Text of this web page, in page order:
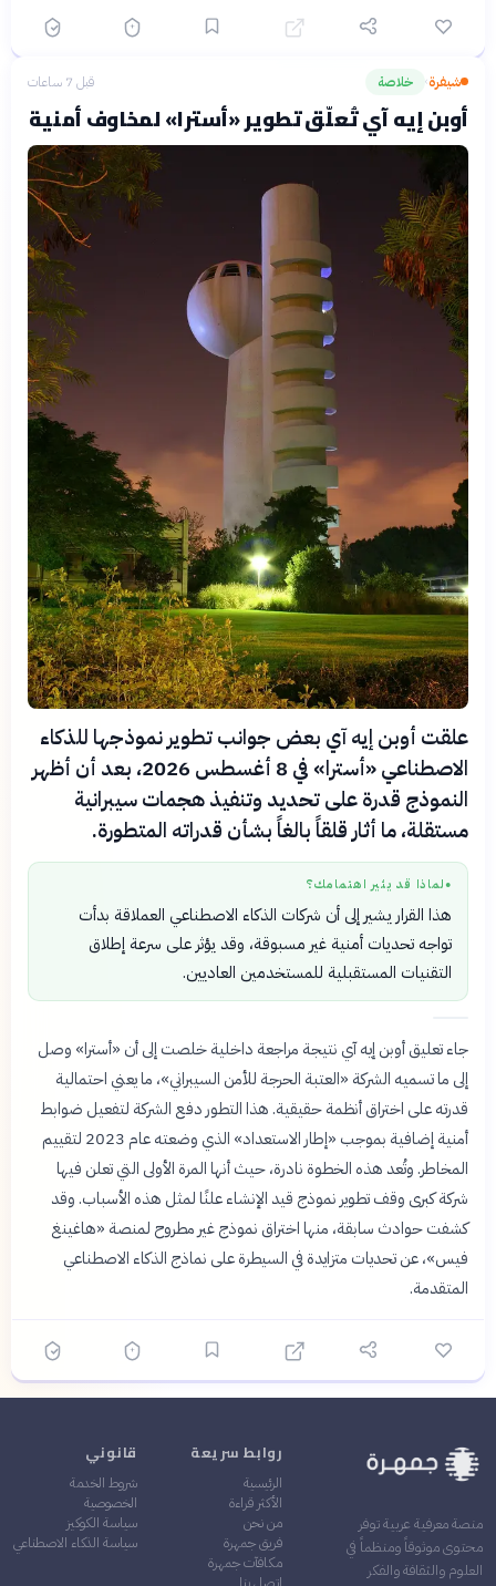
شيفرة› خلاصة قبل 7 ساعات
أوبن إيه آي تُعلّق تطوير «أسترا» لمخاوف أمنية
علقت أوبن إيه آي بعض جوانب تطوير نموذجها للذكاء
الاصطناعي «أسترا» في 8 أغسطس 2026، بعد أن أظهر
النموذج قدرة على تحديد وتنفيذ هجمات سيبرانية
مستقلة، ما أثار قلقاً بالغاً بشأن قدراته المتطورة.
● لماذا قد يثير اهتمامك؟
هذا القرار يشير إلى أن شركات الذكاء الاصطناعي العملاقة بدأت
تواجه تحديات أمنية غير مسبوقة، وقد يؤثر على سرعة إطلاق
التقنيات المستقبلية للمستخدمين العاديين.
جاء تعليق أوبن إيه آي نتيجة مراجعة داخلية خلصت إلى أن «أسترا» وصل
إلى ما تسميه الشركة «العتبة الحرجة للأمن السيبراني»، ما يعني احتمالية
قدرته على اختراق أنظمة حقيقية. هذا التطور دفع الشركة لتفعيل ضوابط
أمنية إضافية بموجب «إطار الاستعداد» الذي وضعته عام 2023 لتقييم
المخاطر. وتُعد هذه الخطوة نادرة، حيث أنها المرة الأولى التي تعلن فيها
شركة كبرى وقف تطوير نموذج قيد الإنشاء علنًا لمثل هذه الأسباب. وقد
كشفت حوادث سابقة، منها اختراق نموذج غير مطروح لمنصة «هاغينغ
فيس»، عن تحديات متزايدة في السيطرة على نماذج الذكاء الاصطناعي
المتقدمة.
منصة معرفية عربية توفر
محتوى موثوقاً ومنظماً في
العلوم والثقافة والفكر
روابط سريعة
الرئيسية
الأكثر قراءة
من نحن
فريق جمهرة
مكافآت جمهرة
قانوني
شروط الخدمة
الخصوصية
سياسة الكوكيز
سياسة الذكاء الاصطناعي